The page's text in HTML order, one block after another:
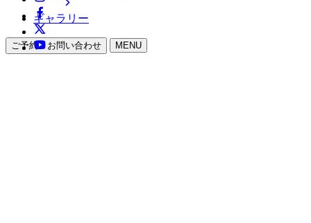
ギャラリー
ご予約・お問い合わせ MENU